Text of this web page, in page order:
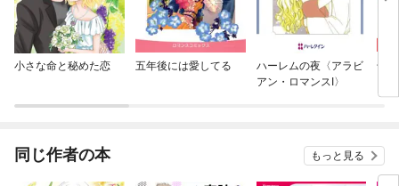
小さな命と秘めた恋 五年後には愛してる
ハーレムの夜〈アラビ
アン・ロマンスI〉
千
同じ作者の本 もっと見る